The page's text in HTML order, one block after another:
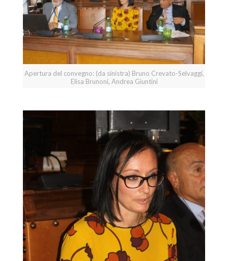
Apertura del convegno: (da sinistra) Bruno Crevato-Selvaggi,
Elisa Brunoni, Andrea Giuntini